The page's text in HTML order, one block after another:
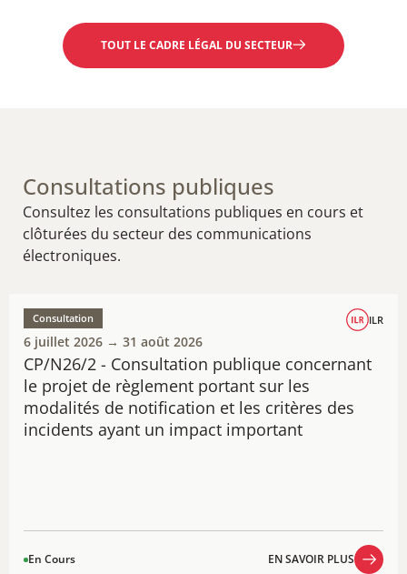
TOUT LE CADRE LÉGAL DU SECTEUR
Consultations publiques
Consultez les consultations publiques en cours et
clôturées du secteur des communications
électroniques.
CP/N26/2 - Consultation publique concernant
le projet de règlement portant sur les
modalités de notification et les critères des
incidents ayant un impact important
Consultation ILR
6 juillet 2026 → 31 août 2026
En Cours
EN SAVOIR PLUS